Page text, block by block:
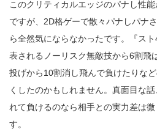
このクリティカルエッジのパナし性
ですが、2D格ゲーで散々パナしパナ
ら全然気にならなかったです。『ス
表されるノーリスク無敵技から6割飛
投げから10割消し飛んで負けたりな
くしたのかもしれません。真面目な
れて負けるのなら相手との実力差は
す。